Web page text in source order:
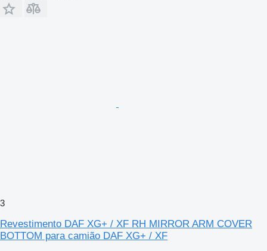
3
Revestimento DAF XG+ / XF RH MIRROR ARM COVER
BOTTOM para camião DAF XG+ / XF